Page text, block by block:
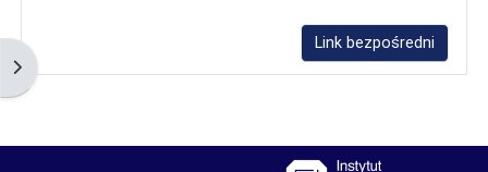
Otwórz szufladę bloków
Link bezpośredni